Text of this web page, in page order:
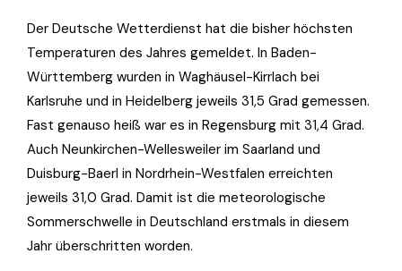
Der Deutsche Wetterdienst hat die bisher höchsten
Temperaturen des Jahres gemeldet. In Baden-
Württemberg wurden in Waghäusel-Kirrlach bei
Karlsruhe und in Heidelberg jeweils 31,5 Grad gemessen.
Fast genauso heiß war es in Regensburg mit 31,4 Grad.
Auch Neunkirchen-Wellesweiler im Saarland und
Duisburg-Baerl in Nordrhein-Westfalen erreichten
jeweils 31,0 Grad. Damit ist die meteorologische
Sommerschwelle in Deutschland erstmals in diesem
Jahr überschritten worden.